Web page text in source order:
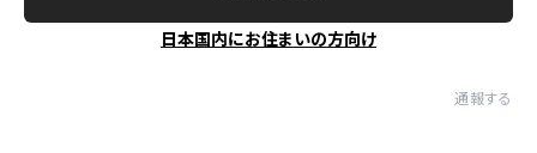
日本国内にお住まいの方向け
通報する